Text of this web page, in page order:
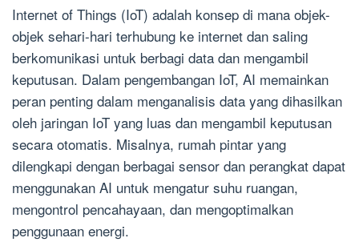
Internet of Things (IoT) adalah konsep di mana objek-
objek sehari-hari terhubung ke internet dan saling
berkomunikasi untuk berbagi data dan mengambil
keputusan. Dalam pengembangan IoT, AI memainkan
peran penting dalam menganalisis data yang dihasilkan
oleh jaringan IoT yang luas dan mengambil keputusan
secara otomatis. Misalnya, rumah pintar yang
dilengkapi dengan berbagai sensor dan perangkat dapat
menggunakan AI untuk mengatur suhu ruangan,
mengontrol pencahayaan, dan mengoptimalkan
penggunaan energi.